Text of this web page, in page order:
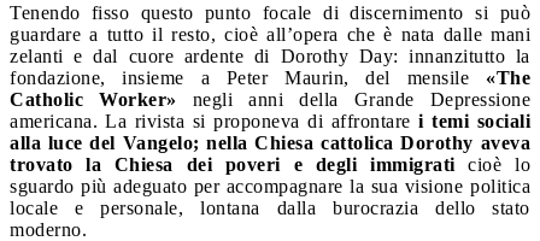
Tenendo fisso questo punto focale di discernimento si può
guardare a tutto il resto, cioè all’opera che è nata dalle mani
zelanti e dal cuore ardente di Dorothy Day: innanzitutto la
fondazione, insieme a Peter Maurin, del mensile «The
Catholic Worker» negli anni della Grande Depressione
americana. La rivista si proponeva di affrontare i temi sociali
alla luce del Vangelo; nella Chiesa cattolica Dorothy aveva
trovato la Chiesa dei poveri e degli immigrati cioè lo
sguardo più adeguato per accompagnare la sua visione politica
locale e personale, lontana dalla burocrazia dello stato
moderno.